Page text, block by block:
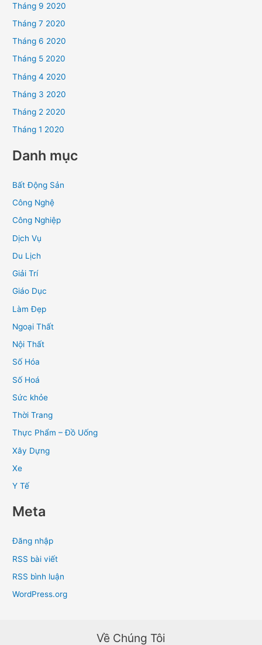
Tháng 9 2020
Tháng 7 2020
Tháng 6 2020
Tháng 5 2020
Tháng 4 2020
Tháng 3 2020
Tháng 2 2020
Tháng 1 2020
Danh mục
Bất Động Sản
Công Nghệ
Công Nghiệp
Dịch Vụ
Du Lịch
Giải Trí
Giáo Dục
Làm Đẹp
Ngoại Thất
Nội Thất
Số Hóa
Số Hoá
Sức khỏe
Thời Trang
Thực Phẩm – Đồ Uống
Xây Dựng
Xe
Y Tế
Meta
Đăng nhập
RSS bài viết
RSS bình luận
WordPress.org
Về Chúng Tôi